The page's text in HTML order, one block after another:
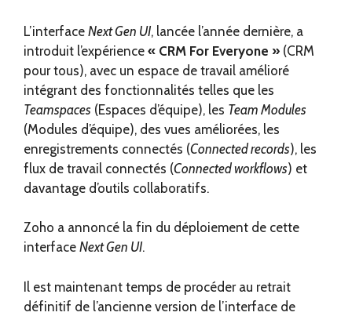
L’interface Next Gen UI, lancée l’année dernière, a
introduit l’expérience « CRM For Everyone » (CRM
pour tous), avec un espace de travail amélioré
intégrant des fonctionnalités telles que les
Teamspaces (Espaces d’équipe), les Team Modules
(Modules d’équipe), des vues améliorées, les
enregistrements connectés (Connected records), les
flux de travail connectés (Connected workflows) et
davantage d’outils collaboratifs.
Zoho a annoncé la fin du déploiement de cette
interface Next Gen UI.
Il est maintenant temps de procéder au retrait
définitif de l’ancienne version de l’interface de